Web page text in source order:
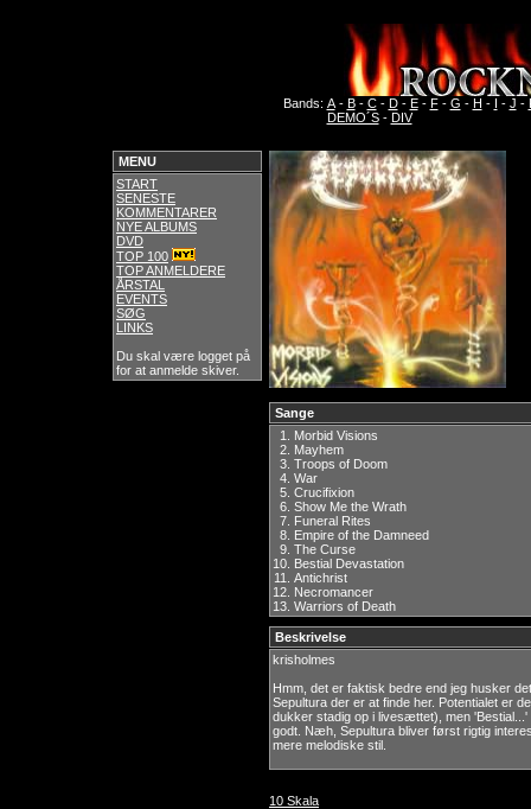
Bands: A- B- C- D- E- F- G - H - I - J -
DEMO´S- DIV
MENU
START
SENESTE
KOMMENTARER
NYE ALBUMS
DVD
TOP 100
TOP ANMELDERE
ÅRSTAL
EVENTS
SØG
LINKS
Du skal være logget på
for at anmelde skiver.
Sange
1. Morbid Visions
2. Mayhem
3. Troops of Doom
4. War
5. Crucifixion
6. Show Me the Wrath
7. Funeral Rites
8. Empire of the Damneed
9. The Curse
10. Bestial Devastation
11. Antichrist
12. Necromancer
13. Warriors of Death
Beskrivelse
krisholmes
Hmm, det er faktisk bedre end jeg husker
Sepultura der er at finde her. Potentialet er
dukker stadig op i livesættet), men
godt. Næh, Sepultura bliver først rigtig
mere melodiske stil.
10 Skala